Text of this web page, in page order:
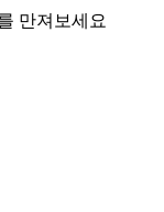
만져보세요